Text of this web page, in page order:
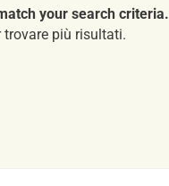
your search criteria.
trovare più risultati.